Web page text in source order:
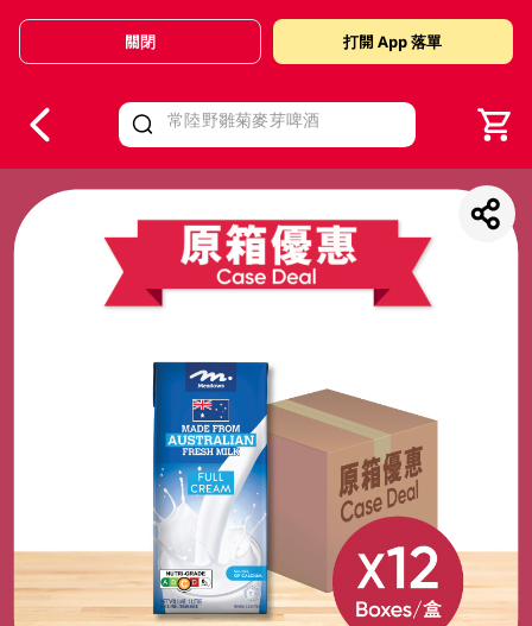
Valid Until 30 June 2026
關閉 打開 App 落單